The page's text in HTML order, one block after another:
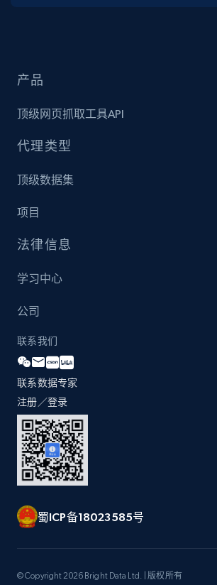
产品
顶级网页抓取工具API
代理类型
顶级数据集
项目
法律信息
学习中心
公司
联系我们
联系数据专家
注册／登录
蜀ICP备18023585号
© Copyright 2026 Bright Data Ltd. | 版权所有